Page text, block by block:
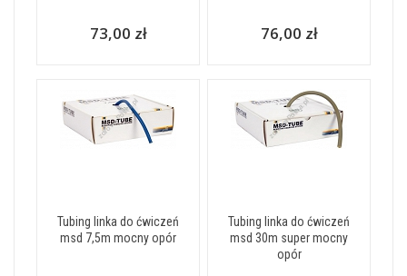
73,00 zł 76,00 zł
Tubing linka do ćwiczeń
msd 7,5m mocny opór
Tubing linka do ćwiczeń
msd 30m super mocny
opór